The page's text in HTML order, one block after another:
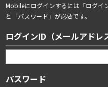
Mobileにログインするには「ログイ
と「パスワード」が必要です。
ログインID（メールアドレ
パスワード